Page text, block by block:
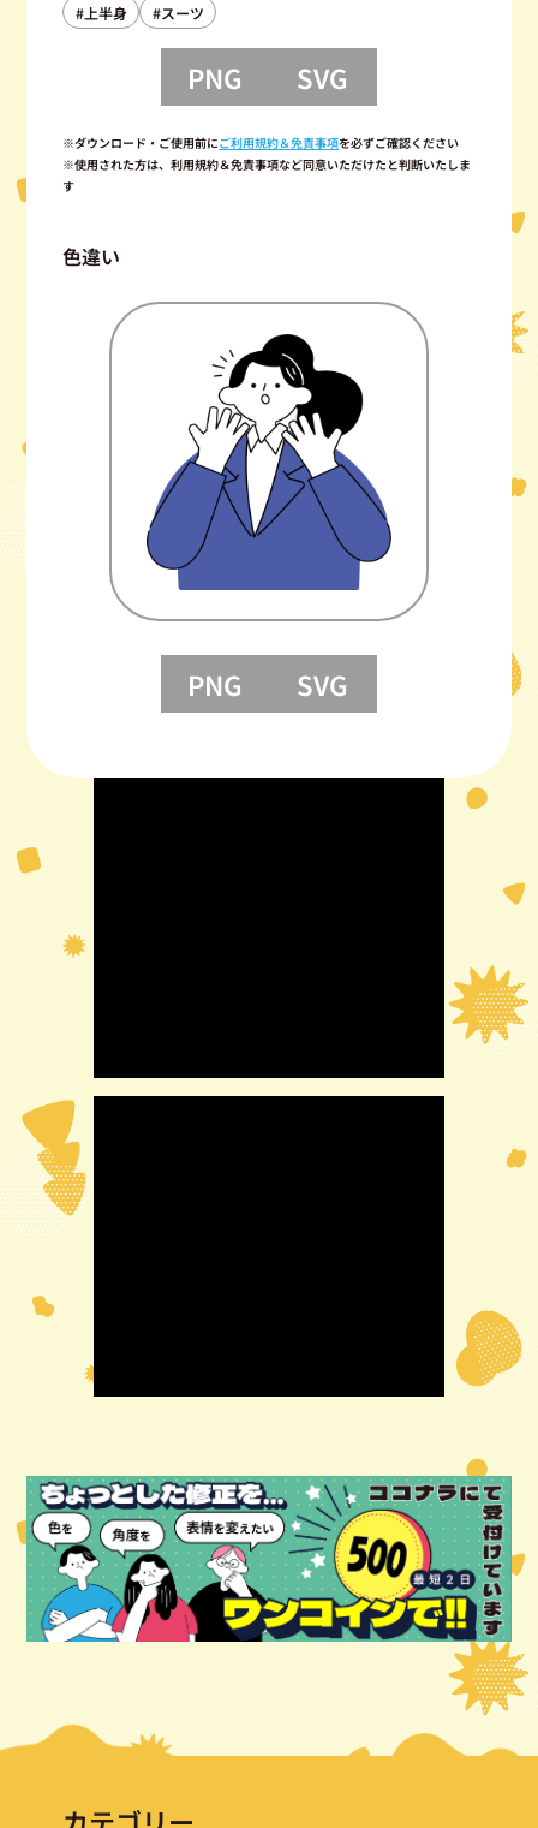
#上半身
#スーツ
PNG SVG
※ダウンロード・ご使用前にご利用規約＆免責事項を必ずご確認ください
※使用された方は、利用規約＆免責事項など同意いただけたと判断いたしま
す
色違い
PNG SVG